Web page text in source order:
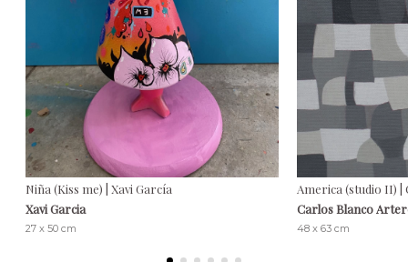
Niña (Kiss me) | Xavi García
Xavi Garcia
27 x 50 cm
America (studio II) |
Carlos Blanco
48 x 63 cm